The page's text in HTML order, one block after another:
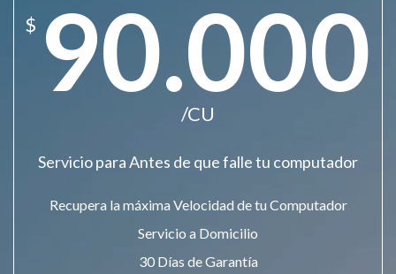
$ 90.000
/CU
Servicio para Antes de que falle tu computador
Recupera la máxima Velocidad de tu Computador
Servicio a Domicilio
30 Días de Garantía